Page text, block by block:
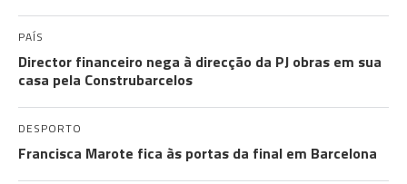
PAÍS
Director financeiro nega à direcção da PJ obras em sua
casa pela Construbarcelos
DESPORTO
Francisca Marote fica às portas da final em Barcelona